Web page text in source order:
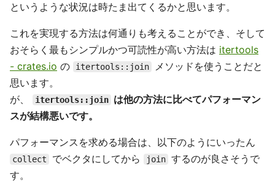
というような状況は時たま出てくるかと思います。
これを実現する方法は何通りも考えることができ、そして
おそらく最もシンプルかつ可読性が高い方法は itertools
- crates.io の itertools::join
メソッドを使うことだと
思います。
が、
itertools::join は他の方法に比べてパフォーマン
スが結構悪いです。
パフォーマンスを求める場合は、以下のようにいったん
collect でベクタにしてから join するのが良さそうで
す。